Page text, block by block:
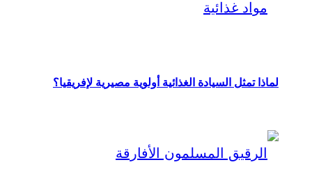
لماذا تمثل السيادة الغذائية أولوية مصيرية لإفريقيا؟